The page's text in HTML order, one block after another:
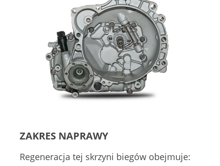
ZAKRES NAPRAWY
Regeneracja tej skrzyni biegów obejmuje: